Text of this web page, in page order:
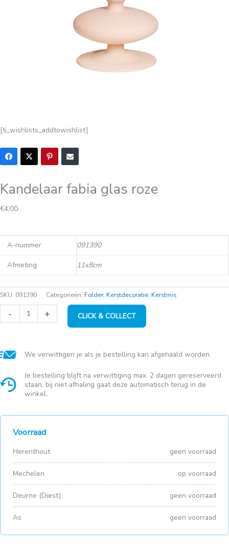
[ti_wishlists_addtowishlist]
Kandelaar fabia glas roze
Oorspronkelijke
€8,50.
€4,00Huidige
€4,00.
A-nummer
091390
Afmeting 11x8cm
SKU: 091390 Categorieën: Folder, Kerstdecoratie, Kerstmis
-
Kandelaar
fabia
+ CLICK & COLLECT
We verwittigen je als je bestelling kan afgehaald worden.
Je bestelling blijft na verwittiging max. 2 dagen gereserveerd
staan, bij niet afhaling gaat deze automatisch terug in de
winkel.
Voorraad
Herenthout geen voorraad
Mechelen op voorraad
Deurne (Diest) geen voorraad
As geen voorraad